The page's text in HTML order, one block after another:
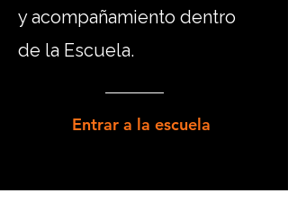
y acompañamiento dentro
de la Escuela.
Entrar a la escuela